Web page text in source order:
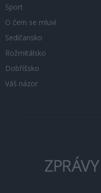
Sport
O čem se mluví
Sedlčansko
Rožmitálsko
Dobříšsko
Váš názor